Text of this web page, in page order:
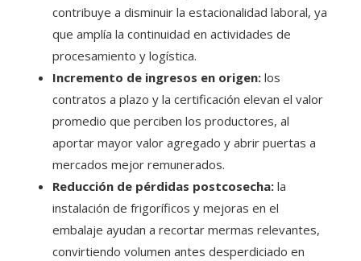
contribuye a disminuir la estacionalidad laboral, ya
que amplía la continuidad en actividades de
procesamiento y logística.
Incremento de ingresos en origen: los
contratos a plazo y la certificación elevan el valor
promedio que perciben los productores, al
aportar mayor valor agregado y abrir puertas a
mercados mejor remunerados.
Reducción de pérdidas postcosecha: la
instalación de frigoríficos y mejoras en el
embalaje ayudan a recortar mermas relevantes,
convirtiendo volumen antes desperdiciado en